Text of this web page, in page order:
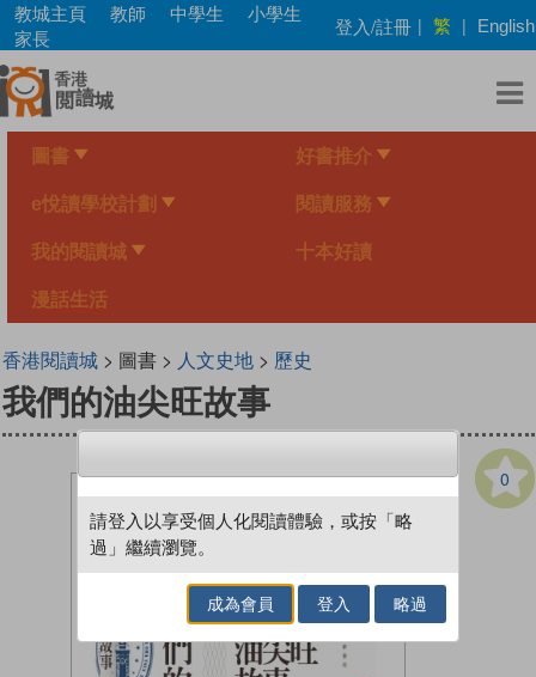
Skip
main
content
教城主頁 教師 中學生
小學生
家長
登入/註冊 | 繁 | English
圖書 好書推介
e悅讀學校計劃 閱讀服務
我的閱讀城 十本好讀
漫話生活
香港閱讀城> 圖書 > 人文史地> 歷史
我們的油尖旺故事
0
請登入以享受個人化閱讀體驗，或按「略
過」繼續瀏覽。
成為會員 登入 略過